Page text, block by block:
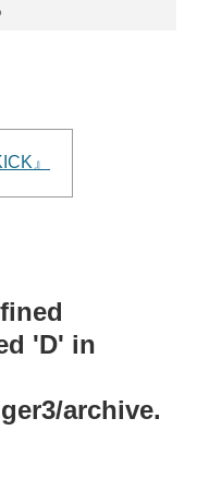
'D' in
archive.